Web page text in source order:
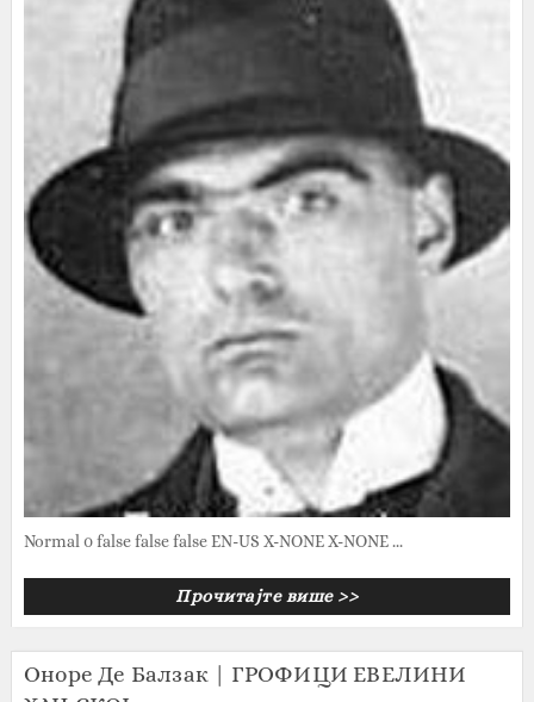
Normal 0 false false false EN-US X-NONE X-NONE ...
Прочитајте више >>
Оноре Де Балзак | ГРОФИЦИ ЕВЕЛИНИ